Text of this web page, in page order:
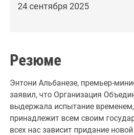
24 сентября 2025
Резюме
Энтони Альбанезе, премьер-
заявил, что Организация
выдержала испытание
принадлежит всем своим
всех нас зависит придание